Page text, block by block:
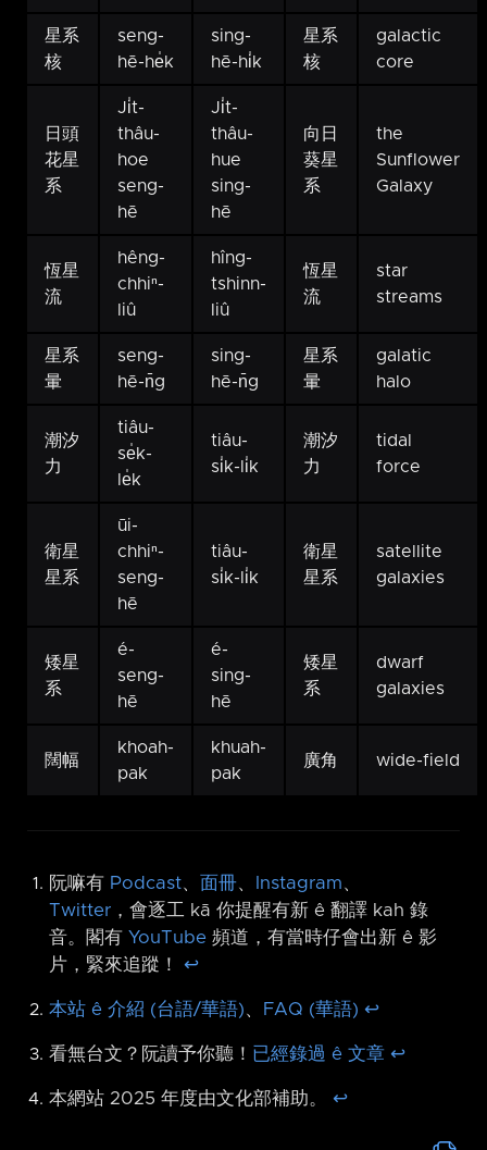
星系
核
seng-
hē-he̍k
sing-
hē-hi̍k
星系
核
galactic
core
日頭
花星
系
Ji̍t-
thâu-
hoe
seng-
hē
Ji̍t-
thâu-
hue
sing-
hē
向日
葵星
系
the
Sunflower
Galaxy
恆星
流
hêng-
chhiⁿ-
liû
hîng-
tshinn-
liû
恆星
流
star
streams
星系
暈
seng-
hē-n̄g
sing-
hē-n̄g
星系
暈
galatic
halo
潮汐
力
tiâu-
se̍k-
le̍k
tiâu-
si̍k-li̍k
潮汐
力
tidal
force
衛星
星系
ūi-
chhiⁿ-
seng-
hē
tiâu-
si̍k-li̍k
衛星
星系
satellite
galaxies
矮星
系
é-
seng-
hē
é-
sing-
hē
矮星
系
dwarf
galaxies
闊幅
khoah-
pak
khuah-
pak
廣角 wide-field
阮嘛有 Podcast、 面冊、 Instagram、
Twitter ，會逐工 kā 你提醒有新 ê 翻譯 kah 錄
音。閣有 YouTube 頻道，有當時仔會出新 ê 影
片，緊來追蹤！ ↩︎
本站 ê 介紹 (台語/華語)、 FAQ (華語) ↩︎
看無台文？阮讀予你聽！ 已經錄過 ê 文章 ↩︎
本網站 2025 年度由文化部補助。 ↩︎